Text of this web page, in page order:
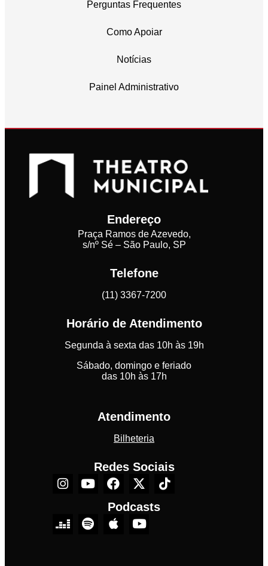
Perguntas Frequentes
Como Apoiar
Notícias
Painel Administrativo
Endereço
Praça Ramos de Azevedo,
s/nº Sé – São Paulo, SP
Telefone
(11) 3367-7200
Horário de Atendimento
Segunda à sexta das 10h às 19h
Sábado, domingo e feriado
das 10h às 17h
Atendimento
Bilheteria
Redes Sociais
Podcasts